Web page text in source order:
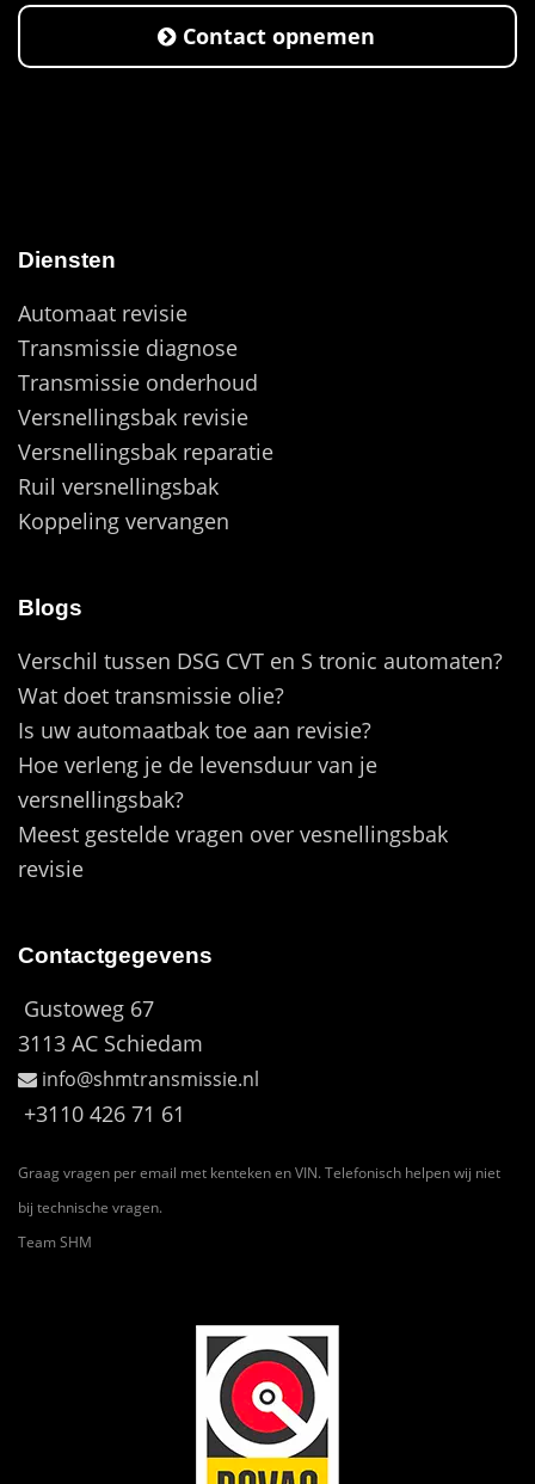
Contact opnemen
Diensten
Automaat revisie
Transmissie diagnose
Transmissie onderhoud
Versnellingsbak revisie
Versnellingsbak reparatie
Ruil versnellingsbak
Koppeling vervangen
Blogs
Verschil tussen DSG CVT en S tronic automaten?
Wat doet transmissie olie?
Is uw automaatbak toe aan revisie?
Hoe verleng je de levensduur van je
versnellingsbak?
Meest gestelde vragen over vesnellingsbak
revisie
Contactgegevens
Gustoweg 67
3113 AC Schiedam
info@shmtransmissie.nl
+3110 426 71 61
Graag vragen per email met kenteken en VIN. Telefonisch helpen wij niet
bij technische vragen.
Team SHM